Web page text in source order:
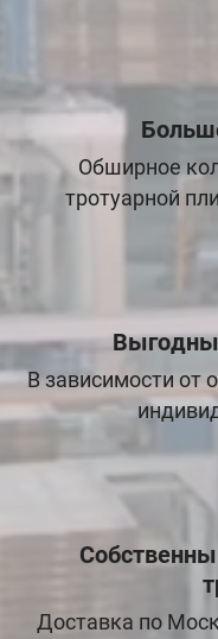
Обширное
тротуарной
В зависимости от
Доставка по